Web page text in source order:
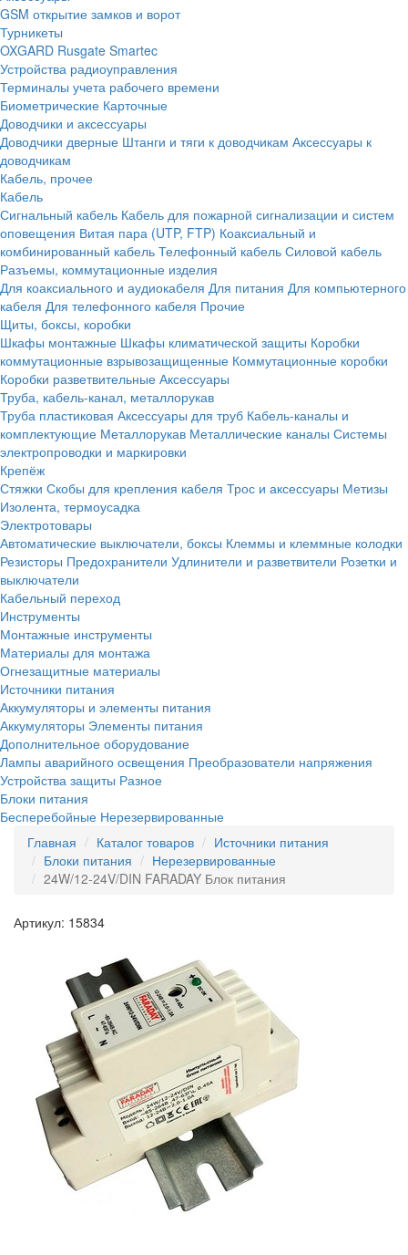
GSM открытие замков и ворот
Турникеты
OXGARD Rusgate Smartec
Устройства радиоуправления
Терминалы учета рабочего времени
Биометрические Карточные
Доводчики и аксессуары
Доводчики дверные Штанги и тяги к доводчикам Аксессуары к
доводчикам
Кабель, прочее
Кабель
Сигнальный кабель Кабель для пожарной сигнализации и систем
оповещения Витая пара (UTP, FTP) Коаксиальный и
комбинированный кабель Телефонный кабель Силовой кабель
Разъемы, коммутационные изделия
Для коаксиального и аудиокабеля Для питания Для компьютерного
кабеля Для телефонного кабеля Прочие
Щиты, боксы, коробки
Шкафы монтажные Шкафы климатической защиты Коробки
коммутационные взрывозащищенные Коммутационные коробки
Коробки разветвительные Аксессуары
Труба, кабель-канал, металлорукав
Труба пластиковая Аксессуары для труб Кабель-каналы и
комплектующие Металлорукав Металлические каналы Системы
электропроводки и маркировки
Крепёж
Стяжки Скобы для крепления кабеля Трос и аксессуары Метизы
Изолента, термоусадка
Электротовары
Автоматические выключатели, боксы Клеммы и клеммные колодки
Резисторы Предохранители Удлинители и разветвители Розетки и
выключатели
Кабельный переход
Инструменты
Монтажные инструменты
Материалы для монтажа
Огнезащитные материалы
Источники питания
Аккумуляторы и элементы питания
Аккумуляторы Элементы питания
Дополнительное оборудование
Лампы аварийного освещения Преобразователи напряжения
Устройства защиты Разное
Блоки питания
Бесперебойные Нерезервированные
Главная
Каталог товаров
Источники питания
Блоки питания
Нерезервированные
24W/12-24V/DIN FARADAY Блок питания
Артикул: 15834